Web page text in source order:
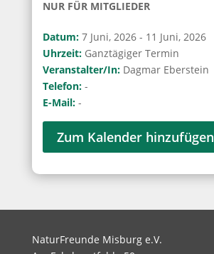
NUR FÜR MITGLIEDER
Datum: 7 Juni, 2026 - 11 Juni, 2026
Uhrzeit: Ganztägiger Termin
Veranstalter/in: Dagmar Eberstein
Telefon: -
E-Mail: -
Zum Kalender hinzufügen
NaturFreunde Misburg e.V.